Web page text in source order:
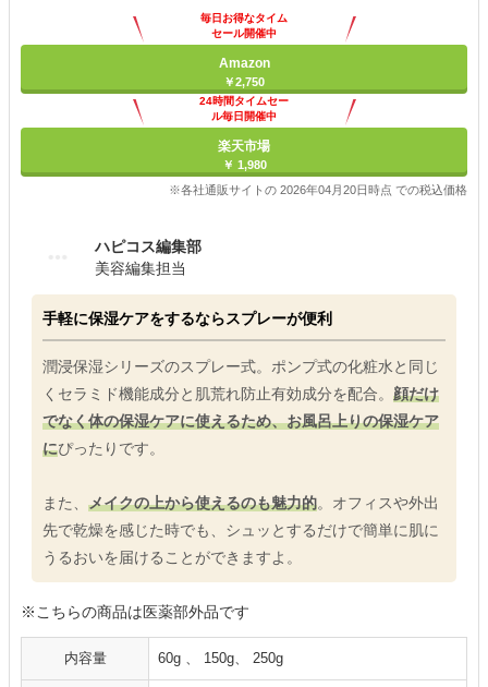
毎日お得なタイム
セール開催中
Amazon
￥2,750
24時間タイムセー
ル毎日開催中
楽天市場
￥ 1,980
※各社通販サイトの 2026年04月20日時点 での税込価格
ハピコス編集部
美容編集担当
手軽に保湿ケアをするならスプレーが便利
潤浸保湿シリーズのスプレー式。ポンプ式の化粧水と同じ
くセラミド機能成分と肌荒れ防止有効成分を配合。 顔だけ
でなく体の保湿ケアに使えるため、お風呂上りの保湿ケア
にぴったりです。
また、 メイクの上から使えるのも魅力的。オフィスや外出
先で乾燥を感じた時でも、シュッとするだけで簡単に肌に
うるおいを届けることができますよ。
※こちらの商品は医薬部外品です
内容量 60g 、 150g、 250g